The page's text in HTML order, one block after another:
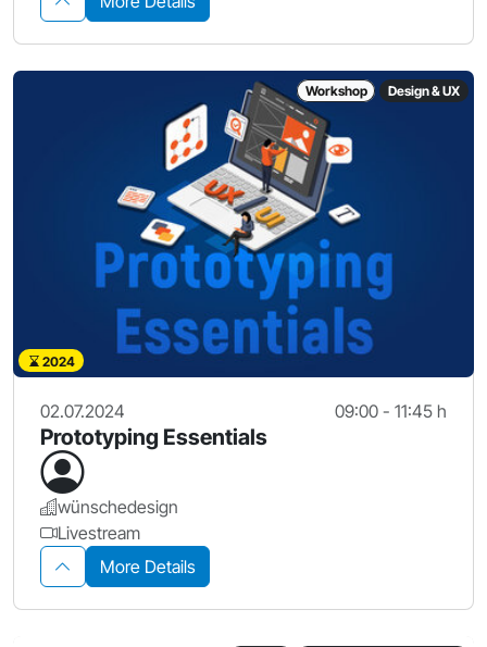
Workshop Design & UX
2024
02.07.2024 09:00 - 11:45 h
Prototyping Essentials
wünschedesign
Livestream
More Details